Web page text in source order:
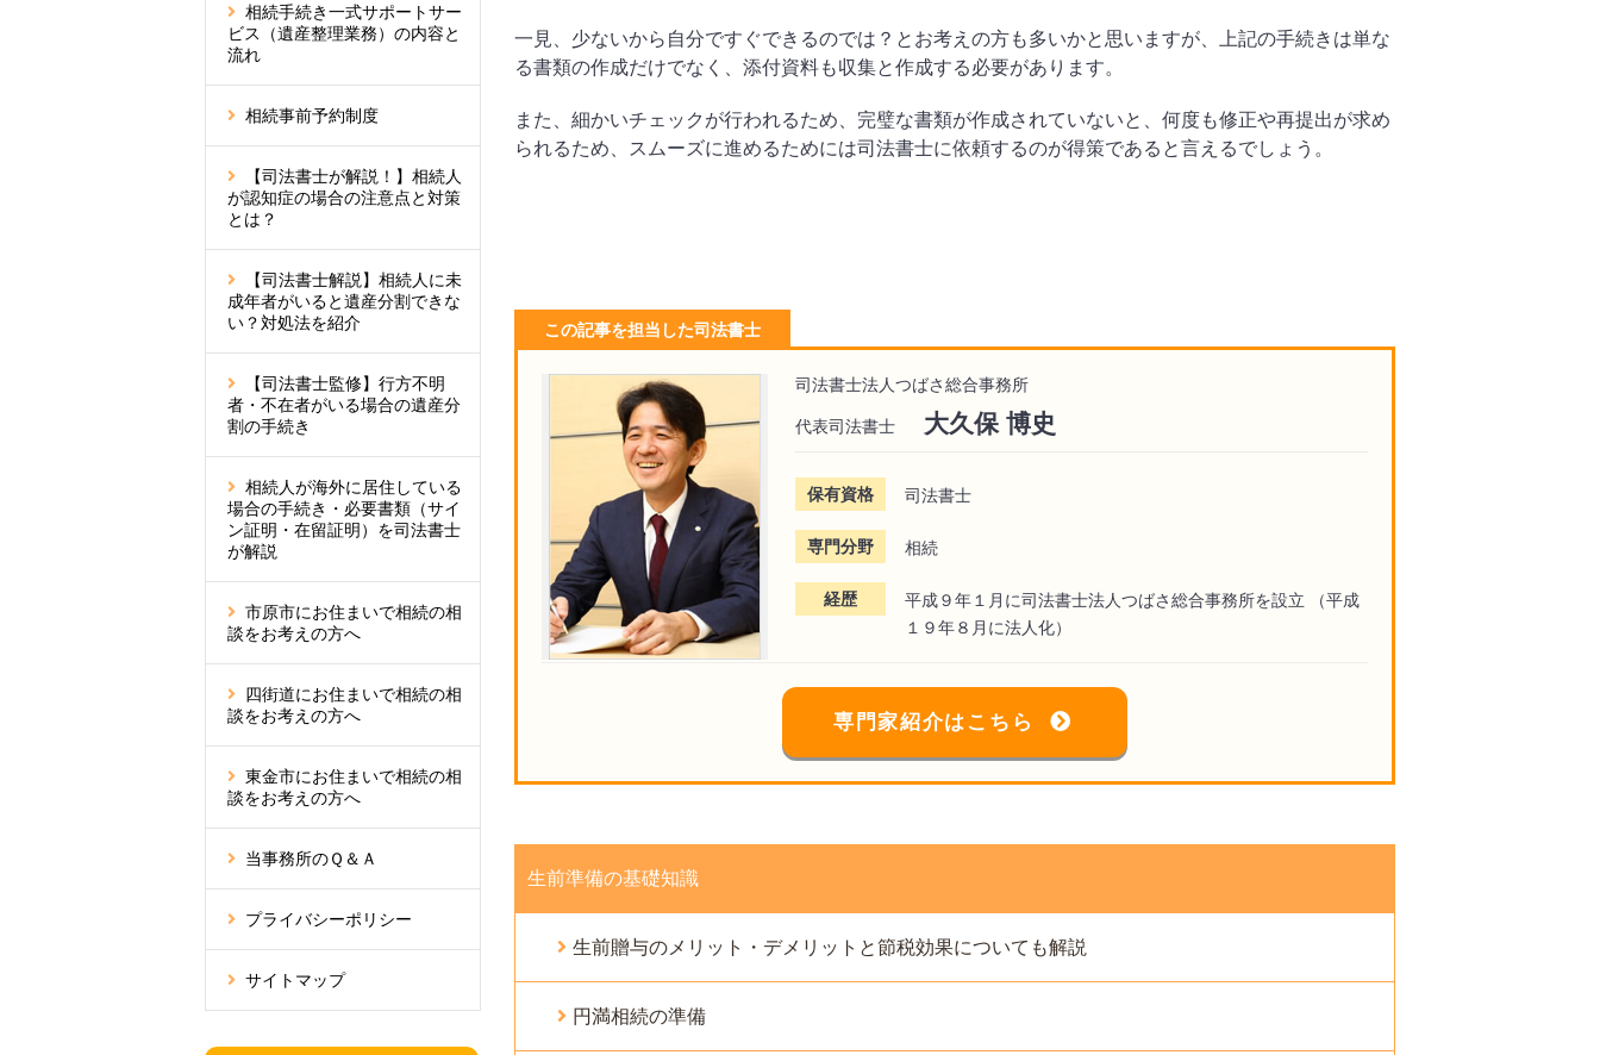
一見、少ないから自分ですぐできるのでは？とお考えの方も多いかと思いますが、上記の手続きは単な
る書類の作成だけでなく、添付資料も収集と作成する必要があります。
また、細かいチェックが行われるため、完璧な書類が作成されていないと、何度も修正や再提出が求め
られるため、スムーズに進めるためには司法書士に依頼するのが得策であると言えるでしょう。
この記事を担当した司法書士
司法書士法人つばさ総合事務所
代表司法書士 大久保 博史
保有資格 司法書士
専門分野 相続
経歴
平成９年１月に司法書士法人つばさ総合事務所を設立 （平成
１９年８月に法人化）
専門家紹介はこちら
生前準備の基礎知識
生前贈与のメリット・デメリットと節税効果についても解説
円満相続の準備
相続手続き一式サポートサー
ビス（遺産整理業務）の内容と
流れ
相続事前予約制度
【司法書士が解説！】相続人
が認知症の場合の注意点と対策
とは？
【司法書士解説】相続人に未
成年者がいると遺産分割できな
い？対処法を紹介
【司法書士監修】行方不明
者・不在者がいる場合の遺産分
割の手続き
相続人が海外に居住している
場合の手続き・必要書類（サイ
ン証明・在留証明）を司法書士
が解説
市原市にお住まいで相続の相
談をお考えの方へ
四街道にお住まいで相続の相
談をお考えの方へ
東金市にお住まいで相続の相
談をお考えの方へ
当事務所のＱ＆Ａ
プライバシーポリシー
サイトマップ